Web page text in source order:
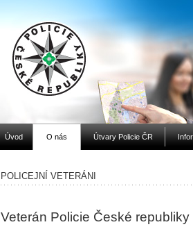
Úvod O nás Útvary Policie ČR
POLICEJNÍ VETERÁNI
Veterán Policie České republiky